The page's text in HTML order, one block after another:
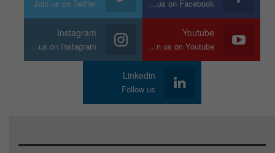
Join us on Facebook
Join us on Twitter
Youtube
Join us on Youtube
Instagram
Join us on Instagram
Linkedin
Follow us